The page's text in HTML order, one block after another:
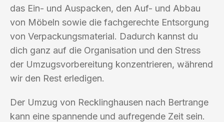
das Ein- und Auspacken, den Auf- und Abbau
von Möbeln sowie die fachgerechte Entsorgung
von Verpackungsmaterial. Dadurch kannst du
dich ganz auf die Organisation und den Stress
der Umzugsvorbereitung konzentrieren, während
wir den Rest erledigen.
Der Umzug von Recklinghausen nach Bertrange
kann eine spannende und aufregende Zeit sein.